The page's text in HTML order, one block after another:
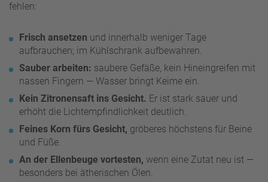
fehlen:
Frisch ansetzen und innerhalb weniger Tage
aufbrauchen; im Kühlschrank aufbewahren.
Sauber arbeiten: saubere Gefäße, kein Hineingreifen mit
nassen Fingern — Wasser bringt Keime ein.
Kein Zitronensaft ins Gesicht. Er ist stark sauer und
erhöht die Lichtempfindlichkeit deutlich.
Feines Korn fürs Gesicht, gröberes höchstens für Beine
und Füße.
An der Ellenbeuge vortesten, wenn eine Zutat neu ist —
besonders bei ätherischen Ölen.